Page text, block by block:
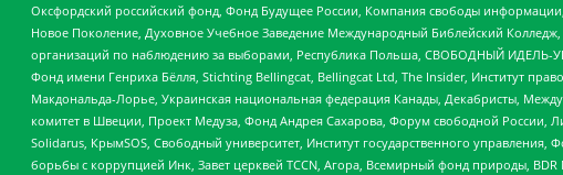
Оксфордский российский фонд, Фонд Будущее России, Компания свободы
Новое Поколение, Духовное Учебное Заведение Международный Библейский
организаций по наблюдению за выборами, Республика Польша, СВОБОДНЫЙ ИДЕЛЬ-
Фонд имени Генриха Бёлля, Stichting Bellingcat, Bellingcat Ltd, The Insider, Институт
Макдональда-Лорье, Украинская национальная федерация Канады, Декабристы,
комитет в Швеции, Проект Медуза, Фонд Андрея Сахарова, Форум свободной России,
Solidarus, КрымSOS, Свободный университет, Институт государственного
борьбы с коррупцией Инк, Завет церквей TCCN, Агора, Всемирный фонд природы,